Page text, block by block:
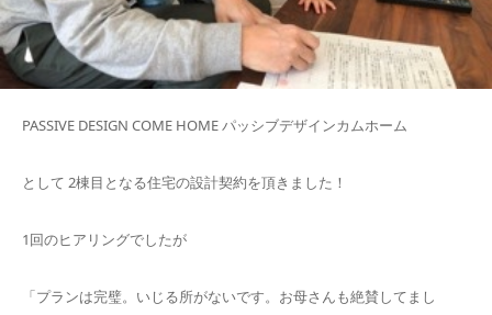
PASSIVE DESIGN COME HOME パッシブデザインカムホーム
として 2棟目となる住宅の設計契約を頂きました！
1回のヒアリングでしたが
「プランは完璧。いじる所がないです。お母さんも絶賛してまし